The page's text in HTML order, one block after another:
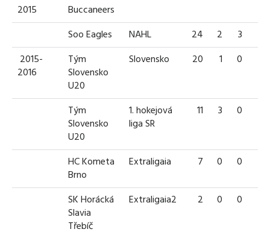
2015
Buccaneers
Soo Eagles NAHL 24 2 3
2015-
2016
Tým
Slovensko
U20
Slovensko 20 1 0
Tým
Slovensko
U20
1. hokejová
liga SR
11 3 0
HC Kometa
Brno
Extraligaia 7 0 0
SK Horácká
Slavia
Třebíč
Extraligaia2 2 0 0